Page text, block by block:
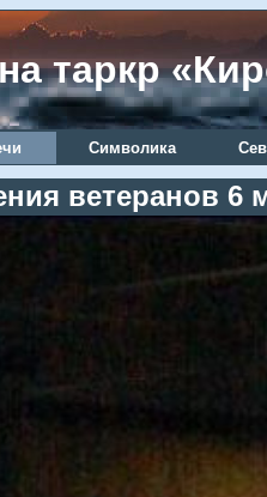
таркр
Символика
ветеранов 6